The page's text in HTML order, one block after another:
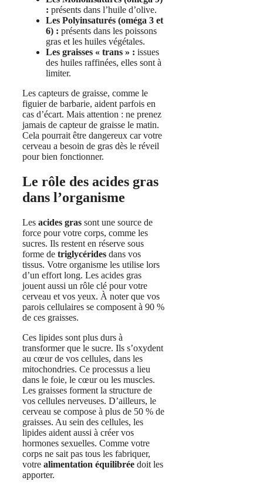
: présents dans l’huile d’olive.
Les Polyinsaturés (oméga 3 et
6) : présents dans les poissons
gras et les huiles végétales.
Les graisses « trans » : issues
des huiles raffinées, elles sont à
limiter.
Les capteurs de graisse, comme le
figuier de barbarie, aident parfois en
cas d’écart. Mais attention : ne prenez
jamais de capteur de graisse le matin.
Cela pourrait être dangereux car votre
cerveau a besoin de gras dès le réveil
pour bien fonctionner.
Le rôle des acides gras
dans l’organisme
Les acides gras sont une source de
force pour votre corps, comme les
sucres. Ils restent en réserve sous
forme de triglycérides dans vos
tissus. Votre organisme les utilise lors
d’un effort long. Les acides gras
jouent aussi un rôle clé pour votre
cerveau et vos yeux. À noter que vos
parois cellulaires se composent à 90 %
de ces graisses.
Ces lipides sont plus durs à
transformer que le sucre. Ils s’oxydent
au cœur de vos cellules, dans les
mitochondries. Ce processus a lieu
dans le foie, le cœur ou les muscles.
Les graisses forment la structure de
vos cellules nerveuses. D’ailleurs, le
cerveau se compose à plus de 50 % de
graisses. Au sein des cellules, les
lipides aident aussi à créer vos
hormones sexuelles. Comme votre
corps ne sait pas tous les fabriquer,
votre alimentation équilibrée doit les
apporter.